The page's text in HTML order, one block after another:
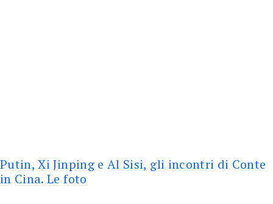
Putin, Xi Jinping e Al Sisi, gli incontri di Conte
in Cina. Le foto